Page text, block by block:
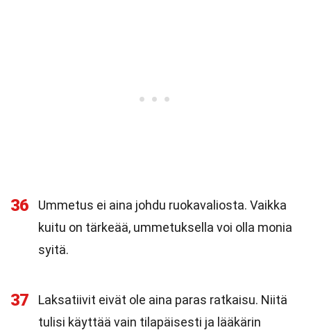
36
Ummetus ei aina johdu ruokavaliosta. Vaikka
kuitu on tärkeää, ummetuksella voi olla monia
syitä.
37
Laksatiivit eivät ole aina paras ratkaisu. Niitä
tulisi käyttää vain tilapäisesti ja lääkärin